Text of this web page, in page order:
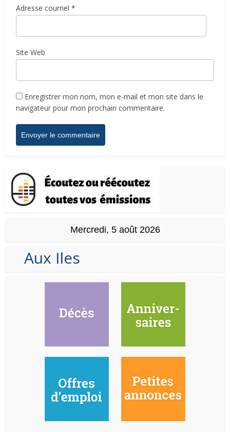
Adresse courriel *
Site Web
Enregistrer mon nom, mon e-mail et mon site dans le
navigateur pour mon prochain commentaire.
Mercredi, 5 août 2026
Aux Iles